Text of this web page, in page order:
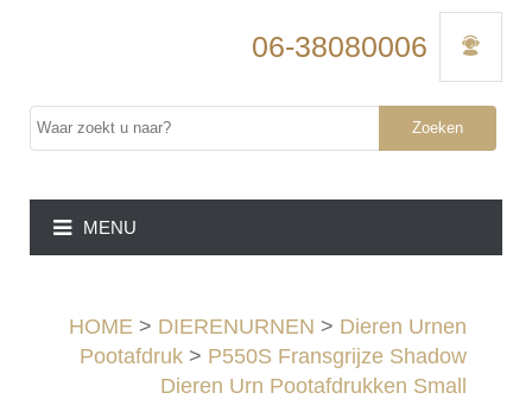
06-38080006
Zoeken
MENU
HOME > DIERENURNEN > Dieren Urnen
Pootafdruk> P550S Fransgrijze Shadow
Dieren Urn Pootafdrukken Small